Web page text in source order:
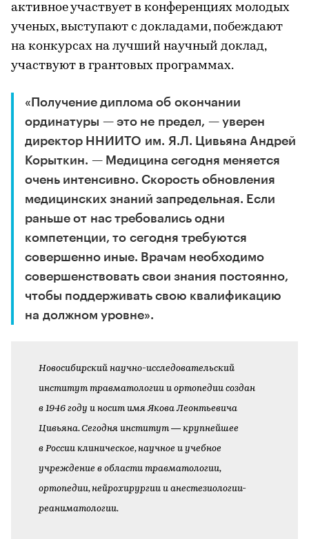
активное участвует в конференциях молодых
ученых, выступают с докладами, побеждают
на конкурсах на лучший научный доклад,
участвуют в грантовых программах.
«Получение диплома об окончании
ординатуры — это не предел, — уверен
директор ННИИТО им. Я.Л. Цивьяна Андрей
Корыткин. — Медицина сегодня меняется
очень интенсивно. Скорость обновления
медицинских знаний запредельная. Если
раньше от нас требовались одни
компетенции, то сегодня требуются
совершенно иные. Врачам необходимо
совершенствовать свои знания постоянно,
чтобы поддерживать свою квалификацию
на должном уровне».
Новосибирский научно-исследовательский
институт травматологии и ортопедии создан
в 1946 году и носит имя Якова Леонтьевича
Цивьяна. Сегодня институт — крупнейшее
в России клиническое, научное и учебное
учреждение в области травматологии,
ортопедии, нейрохирургии и анестезиологии-
реаниматологии.